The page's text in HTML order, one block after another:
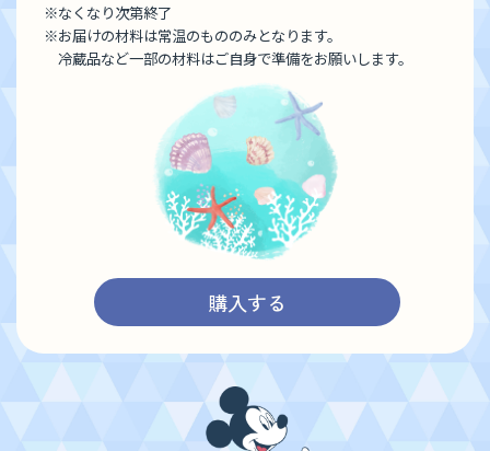
※なくなり次第終了
※お届けの材料は常温のもののみとなります。
冷蔵品など一部の材料はご自身で準備をお願いします。
購入する